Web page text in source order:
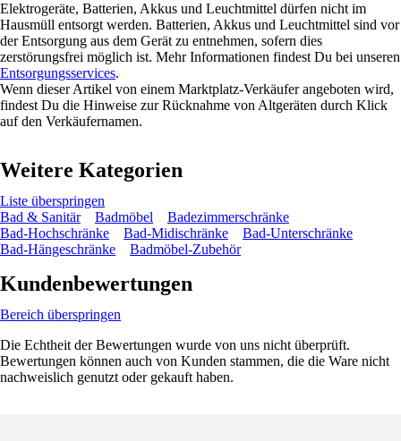
Elektrogeräte, Batterien, Akkus und Leuchtmittel dürfen nicht im
Hausmüll entsorgt werden. Batterien, Akkus und Leuchtmittel sind vor
der Entsorgung aus dem Gerät zu entnehmen, sofern dies
zerstörungsfrei möglich ist. Mehr Informationen findest Du bei unseren
Entsorgungsservices.
Wenn dieser Artikel von einem Marktplatz-Verkäufer angeboten wird,
findest Du die Hinweise zur Rücknahme von Altgeräten durch Klick
auf den Verkäufernamen.
Weitere Kategorien
Liste überspringen
Bad & Sanitär
Badmöbel
Badezimmerschränke
Bad-Hochschränke
Bad-Midischränke
Bad-Unterschränke
Bad-Hängeschränke
Badmöbel-Zubehör
Kundenbewertungen
Bereich überspringen
Die Echtheit der Bewertungen wurde von uns nicht überprüft.
Bewertungen können auch von Kunden stammen, die die Ware nicht
nachweislich genutzt oder gekauft haben.